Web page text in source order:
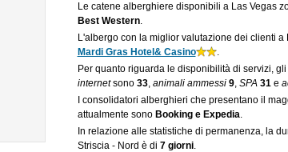
Le catene alberghiere disponibili a Las Vegas
Best Western.
L'albergo con la miglior valutazione dei clienti
Mardi Gras Hotel& Casino
.
Per quanto riguarda le disponibilità di servizi,
internetsono 33, animali ammessi 9, SPA 31e
I consolidatori alberghieri che presentano il
attualmente sono Booking e Expedia.
In relazione alle statistiche di permanenza, la
Striscia - Nord è di 7 giorni.